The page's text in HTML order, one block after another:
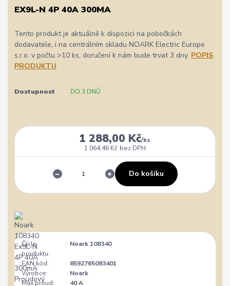
EX9L-N 4P 40A 300MA
Tento produkt je aktuálně k dispozici na pobočkách
dodavatele, i na centrálním skladu NOARK Electric Europe
s.r.o. v počtu >10 ks, doručení k nám bude trvat 3 dny. POPIS
PRODUKTU
Dostupnost DO 3 DNŮ
1 288,00 Kč/ks
1 064,46 Kč bez DPH
Do košíku
Číslo
produktu:
Noark 108340
EAN kód:
8592765083401
Výrobce:
Noark
Max.proud:
40 A